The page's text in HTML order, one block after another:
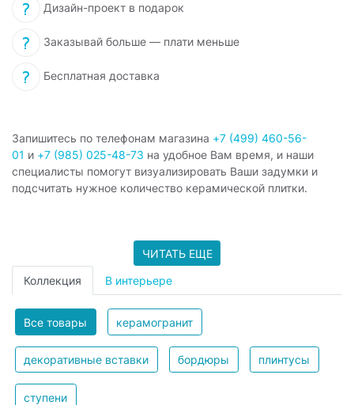
Дизайн-проект в подарок
Заказывай больше — плати меньше
Бесплатная доставка
Запишитесь по телефонам магазина +7 (499) 460-56-
01 и +7 (985) 025-48-73 на удобное Вам время, и наши
специалисты помогут визуализировать Ваши задумки и
подсчитать нужное количество керамической плитки.
ЧИТАТЬ ЕЩЕ
Коллекция В интерьере
Все товары керамогранит
декоративные вставки бордюры плинтусы
ступени